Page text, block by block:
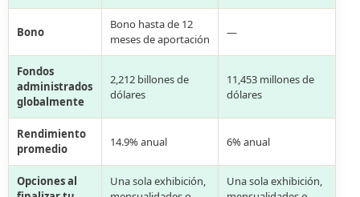
Bono
Bono hasta de 12
meses de aportación
—
Fondos
administrados
globalmente
2,212 billones de
dólares
11,453 millones de
dólares
Rendimiento
promedio
14.9% anual 6% anual
Opciones al
Una sola exhibición,
Una sola exhibición,